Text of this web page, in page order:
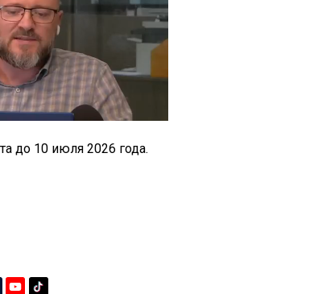
до 10 июля 2026 года.